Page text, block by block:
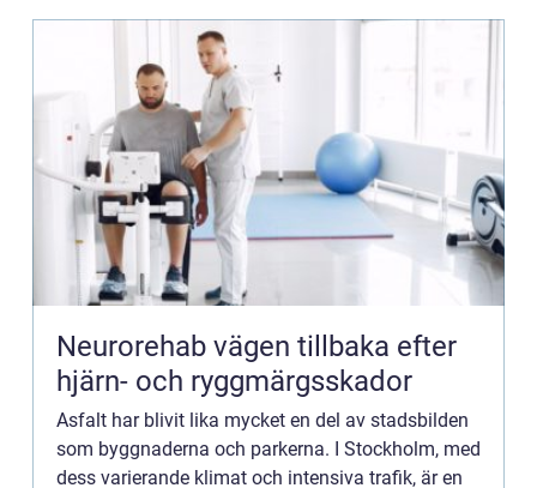
Neurorehab vägen tillbaka efter
hjärn- och ryggmärgsskador
Asfalt har blivit lika mycket en del av stadsbilden
som byggnaderna och parkerna. I Stockholm, med
dess varierande klimat och intensiva trafik, är en